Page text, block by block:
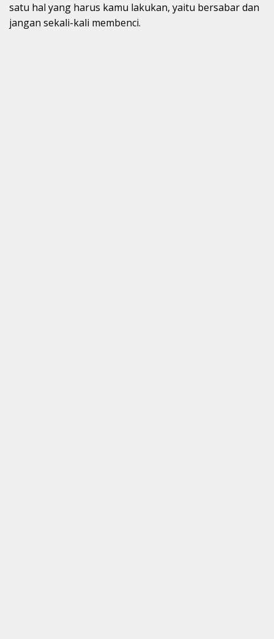
satu hal yang harus kamu lakukan, yaitu bersabar dan
jangan sekali-kali membenci.